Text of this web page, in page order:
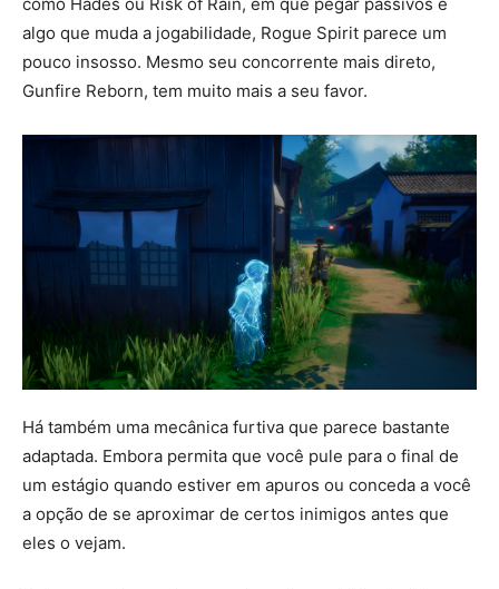
algo que muda a jogabilidade, Rogue Spirit parece um
pouco insosso. Mesmo seu concorrente mais direto,
Gunfire Reborn, tem muito mais a seu favor.
Há também uma mecânica furtiva que parece bastante
adaptada. Embora permita que você pule para o final de
um estágio quando estiver em apuros ou conceda a você
a opção de se aproximar de certos inimigos antes que
eles o vejam.